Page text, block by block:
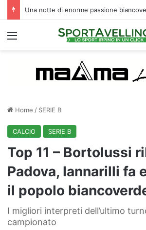
Menu
Home / SERIE B
CALCIO SERIE B
Top 11 – Bortolussi
Padova, Iannarilli fa
il popolo
I migliori interpreti dell’ultimo
campionato